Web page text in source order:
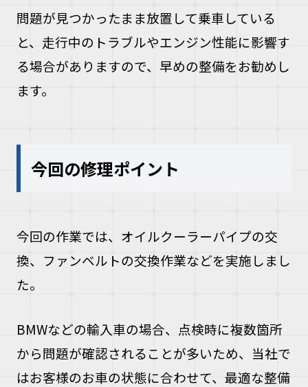
問題が見つかったまま放置して乗車している
と、走行中のトラブルやエンジン性能に影響す
る場合がありますので、早めの整備をお勧めし
ます。
今回の修理ポイント
今回の作業では、オイルクーラーパイプの交
換、ファンベルトの交換作業などを実施しまし
た。
BMWなどの輸入車の場合、点検時に複数箇所
から問題が確認されることが多いため、当社で
はお客様のお車の状態に合わせて、最適な整備